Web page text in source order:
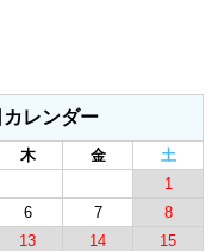
レンダー
木 金
土
1
6 7
8
13 14
15